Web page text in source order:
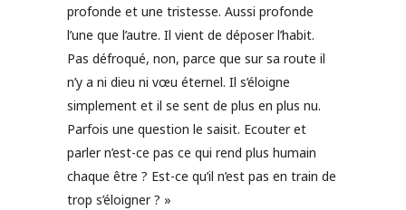
profonde et une tristesse. Aussi profonde
l’une que l’autre. Il vient de déposer l’habit.
Pas défroqué, non, parce que sur sa route il
n’y a ni dieu ni vœu éternel. Il s’éloigne
simplement et il se sent de plus en plus nu.
Parfois une question le saisit. Ecouter et
parler n’est-ce pas ce qui rend plus humain
chaque être ? Est-ce qu’il n’est pas en train de
trop s’éloigner ? »